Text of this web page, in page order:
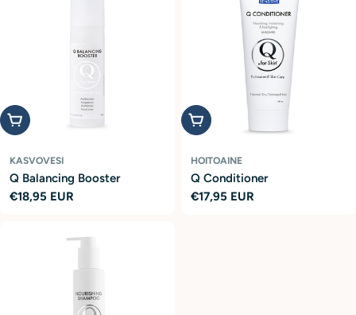
Lisää ostoskoriin
KASVOVESI
Q Balancing Booster
Normaalihinta
€18,95 EUR
Lisää ostoskoriin
HOITOAINE
Q Conditioner
Normaalihinta
€17,95 EUR